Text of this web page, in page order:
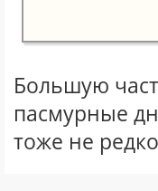
Большую
пасмурные
тоже не